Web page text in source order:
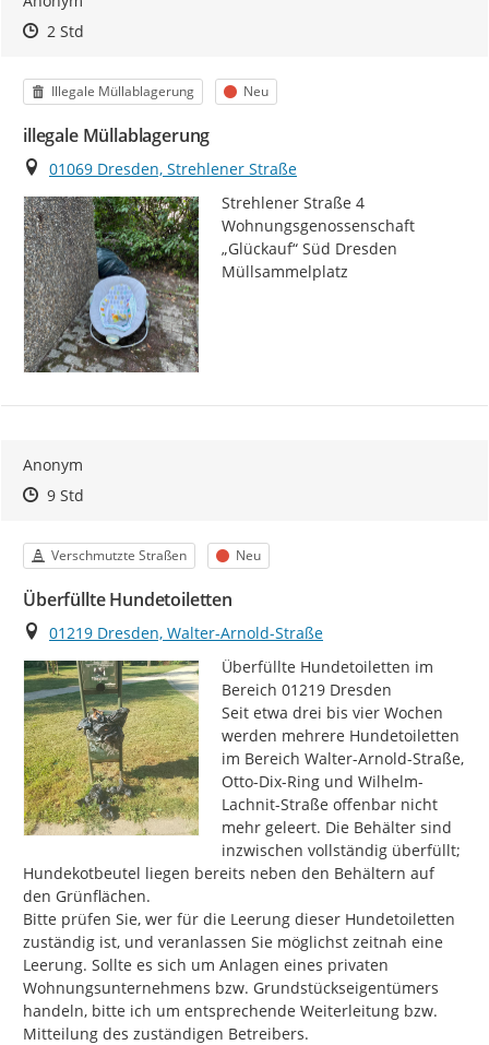
Zeitpunkt des Erstellens
Zeitpunkt des Erstellens
2 StdZur Äußerung
Kategorie
Illegale Müllablagerung Status
Neu
illegale Müllablagerung
Ort
01069 Dresden, Strehlener Straße
Strehlener Straße 4
Wohnungsgenossenschaft
„Glückauf“ Süd Dresden
Müllsammelplatz
Anonym
Zeitpunkt des Erstellens
Zeitpunkt des Erstellens
9 StdZur Äußerung
Kategorie
Verschmutzte Straßen Status
Neu
Überfüllte Hundetoiletten
Ort
01219 Dresden, Walter-Arnold-Straße
Überfüllte Hundetoiletten im
Bereich 01219 Dresden
Seit etwa drei bis vier Wochen
werden mehrere Hundetoiletten
im Bereich Walter-Arnold-Straße,
Otto-Dix-Ring und Wilhelm-
Lachnit-Straße offenbar nicht
mehr geleert. Die Behälter sind
inzwischen vollständig überfüllt;
Hundekotbeutel liegen bereits neben den Behältern auf
den Grünflächen.
Bitte prüfen Sie, wer für die Leerung dieser Hundetoiletten
zuständig ist, und veranlassen Sie möglichst zeitnah eine
Leerung. Sollte es sich um Anlagen eines privaten
Wohnungsunternehmens bzw. Grundstückseigentümers
handeln, bitte ich um entsprechende Weiterleitung bzw.
Mitteilung des zuständigen Betreibers.